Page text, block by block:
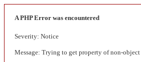
A PHP Error was encountered
Severity: Notice
Message: Trying to get property of non-object